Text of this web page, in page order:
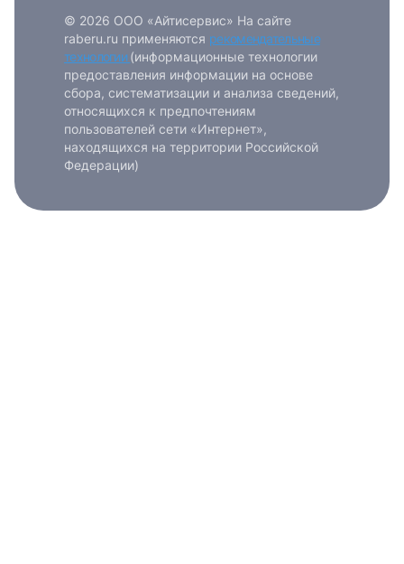
© 2026 ООО «Айтисервис» На сайте
raberu.ru применяются рекомендательные
технологии (информационные технологии
предоставления информации на основе
сбора, систематизации и анализа сведений,
относящихся к предпочтениям
пользователей сети «Интернет»,
находящихся на территории Российской
Федерации)